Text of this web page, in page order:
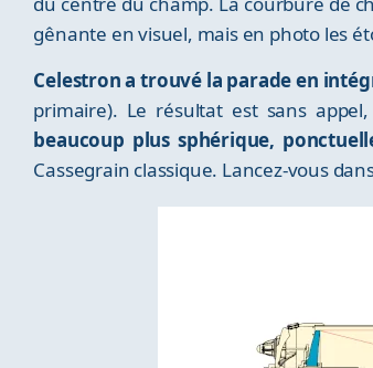
gênante en visuel, mais en photo les
Celestron a trouvé la parade en
primaire). Le résultat est sans
beaucoup plus sphérique,
Cassegrain classique. Lancez-vous